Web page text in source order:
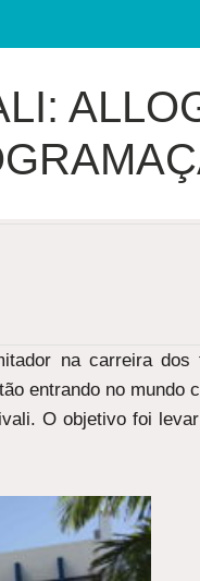
na carreira dos
entrando no mundo
O objetivo foi